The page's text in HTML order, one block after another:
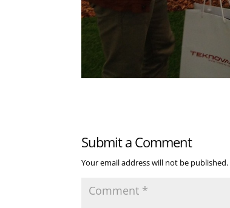
Submit a Comment
Your email address will not be published.